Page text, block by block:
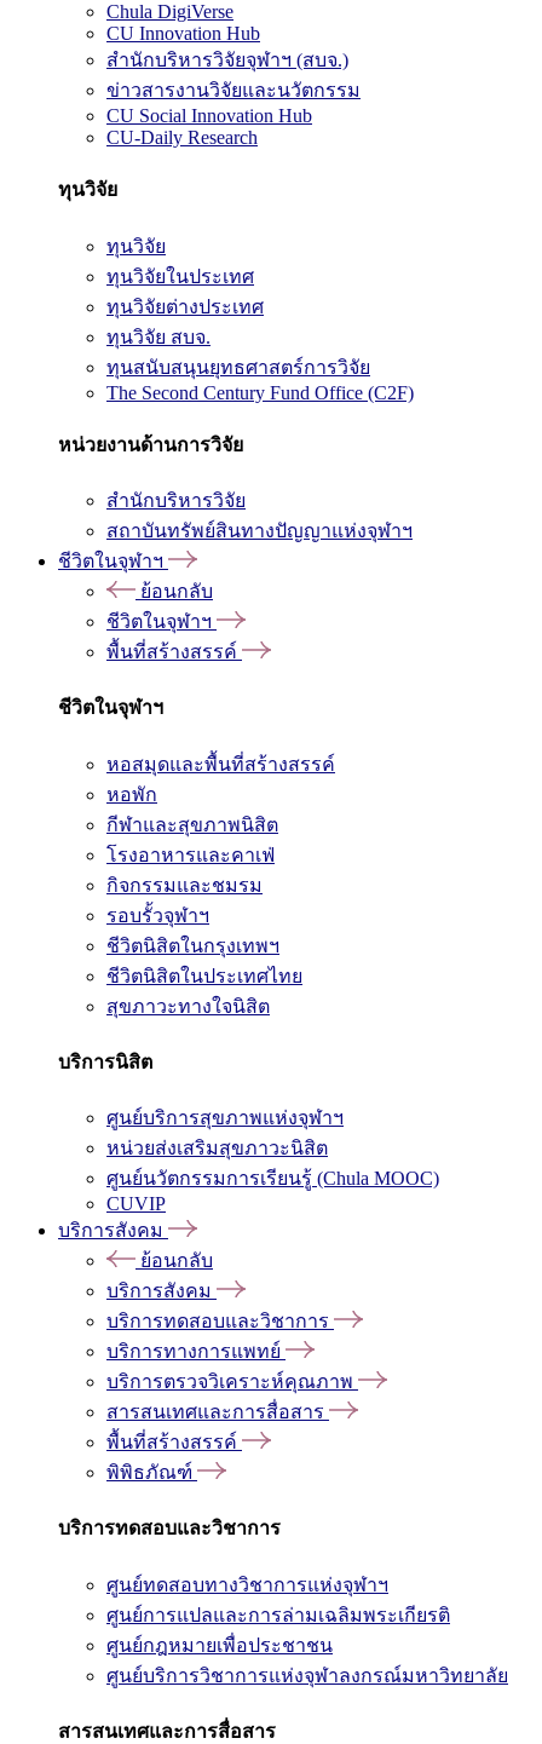
Chula DigiVerse
CU Innovation Hub
สำนักบริหารวิจัยจุฬาฯ (สบจ.)
ข่าวสารงานวิจัยและนวัตกรรม
CU Social Innovation Hub
CU-Daily Research
ทุนวิจัย
ทุนวิจัย
ทุนวิจัยในประเทศ
ทุนวิจัยต่างประเทศ
ทุนวิจัย สบจ.
ทุนสนับสนุนยุทธศาสตร์การวิจัย
The Second Century Fund Office (C2F)
หน่วยงานด้านการวิจัย
สำนักบริหารวิจัย
สถาบันทรัพย์สินทางปัญญาแห่งจุฬาฯ
ชีวิตในจุฬาฯ
ย้อนกลับ
ชีวิตในจุฬาฯ
พื้นที่สร้างสรรค์
ชีวิตในจุฬาฯ
หอสมุดและพื้นที่สร้างสรรค์
หอพัก
กีฬาและสุขภาพนิสิต
โรงอาหารและคาเฟ่
กิจกรรมและชมรม
รอบรั้วจุฬาฯ
ชีวิตนิสิตในกรุงเทพฯ
ชีวิตนิสิตในประเทศไทย
สุขภาวะทางใจนิสิต
บริการนิสิต
ศูนย์บริการสุขภาพแห่งจุฬาฯ
หน่วยส่งเสริมสุขภาวะนิสิต
ศูนย์นวัตกรรมการเรียนรู้ (Chula MOOC)
CUVIP
บริการสังคม
ย้อนกลับ
บริการสังคม
บริการทดสอบและวิชาการ
บริการทางการแพทย์
บริการตรวจวิเคราะห์คุณภาพ
สารสนเทศและการสื่อสาร
พื้นที่สร้างสรรค์
พิพิธภัณฑ์
บริการทดสอบและวิชาการ
ศูนย์ทดสอบทางวิชาการแห่งจุฬาฯ
ศูนย์การแปลและการล่ามเฉลิมพระเกียรติ
ศูนย์กฎหมายเพื่อประชาชน
ศูนย์บริการวิชาการแห่งจุฬาลงกรณ์มหาวิทยาลัย
สารสนเทศและการสื่อสาร